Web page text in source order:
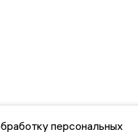
персональных